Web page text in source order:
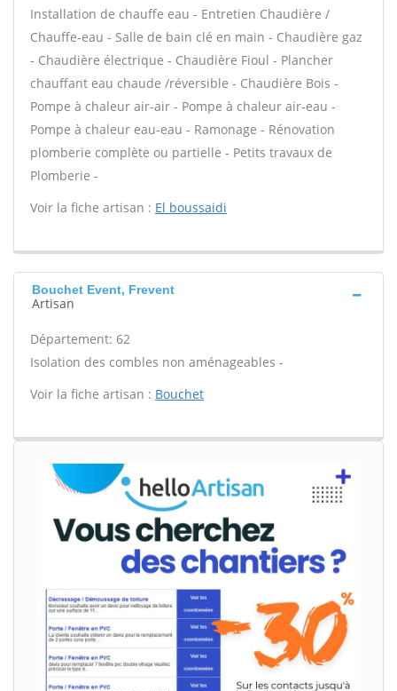
Installation de chauffe eau - Entretien Chaudière /
Chauffe-eau - Salle de bain clé en main - Chaudière gaz
- Chaudière électrique - Chaudière Fioul - Plancher
chauffant eau chaude /réversible - Chaudière Bois -
Pompe à chaleur air-air - Pompe à chaleur air-eau -
Pompe à chaleur eau-eau - Ramonage - Rénovation
plomberie complète ou partielle - Petits travaux de
Plomberie -
Voir la fiche artisan : El boussaidi
Bouchet Event, Frevent
Artisan
Département: 62
Isolation des combles non aménageables -
Voir la fiche artisan : Bouchet